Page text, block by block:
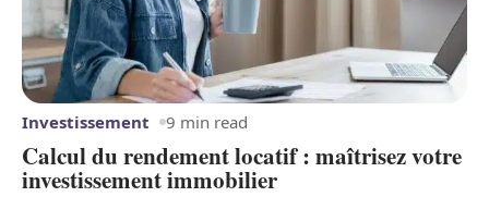
Calcul du rendement locatif : maîtrisez votre
investissement immobilier
Investissement 9 min read